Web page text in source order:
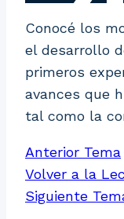
Conocé los
el desarrollo
primeros
avances que
tal como la
Anterior Tema
Volver a la
Siguiente